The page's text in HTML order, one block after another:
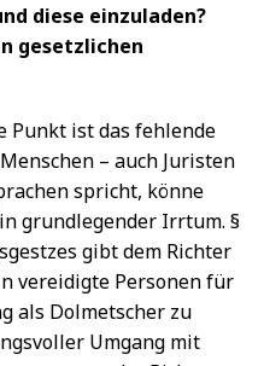
diese einzuladen?
gesetzlichen
Punkt ist das fehlende
– auch Juristen
spricht, könne
grundlegender Irrtum. §
gibt dem Richter
vereidigte Personen für
als Dolmetscher zu
Umgang mit